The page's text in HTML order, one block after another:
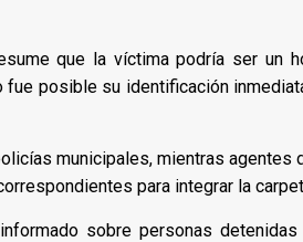
que la víctima podría ser un
fue posible su identificación
municipales, mientras agentes
para integrar la
sobre personas